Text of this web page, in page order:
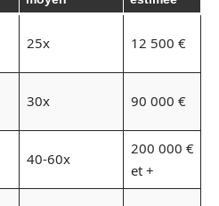
25x 12 500 €
30x 90 000 €
40-60x
200 000 €
et +